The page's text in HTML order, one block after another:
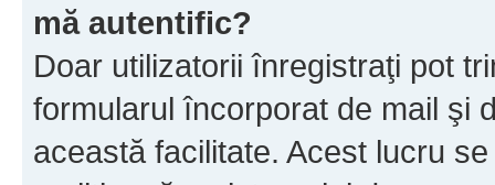
mă autentific?
Doar utilizatorii înregistraţi pot
formularul încorporat de mail şi
această facilitate. Acest lucru